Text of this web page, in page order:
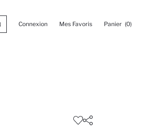
Connexion Mes Favoris Panier (0)